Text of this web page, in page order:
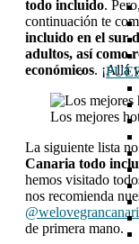
todo incluido.
continuación te
incluido en el sur
adultos, así como
económicos. ¡Allá
Los mejores
La siguiente lista
Canaria todo
hemos visitado
nos recomienda
de primera mano.